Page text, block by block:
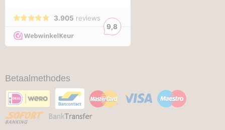
Betaalmethodes